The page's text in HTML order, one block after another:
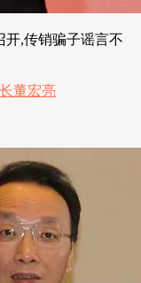
开,传销骗子谣言不